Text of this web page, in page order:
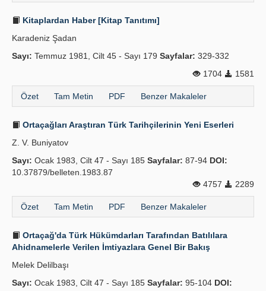
Kitaplardan Haber [Kitap Tanıtımı]
Karadeniz Şadan
Sayı: Temmuz 1981, Cilt 45 - Sayı 179 Sayfalar: 329-332
1704
1581
Özet Tam Metin PDF Benzer Makaleler
Ortaçağları Araştıran Türk Tarihçilerinin Yeni Eserleri
Z. V. Buniyatov
Sayı: Ocak 1983, Cilt 47 - Sayı 185 Sayfalar: 87-94 DOI:
10.37879/belleten.1983.87
4757
2289
Özet Tam Metin PDF Benzer Makaleler
Ortaçağ'da Türk Hükümdarları Tarafından Batılılara
Ahidnamelerle Verilen İmtiyazlara Genel Bir Bakış
Melek Delilbaşı
Sayı: Ocak 1983, Cilt 47 - Sayı 185 Sayfalar: 95-104 DOI: